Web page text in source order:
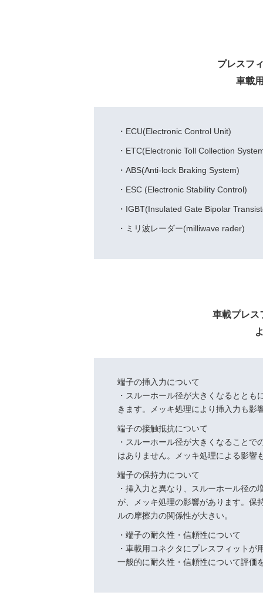
プレスフ
車載
・ECU(Electronic Control Unit)
・ETC(Electronic Toll Collection
・ABS(Anti-lock Braking System)
・ESC (Electronic Stability Control)
・IGBT(Insulated Gate Bipolar
・ミリ波レーダー(milliwave rader)
車載プレス
端子の挿入力について
・スルーホール径が大きくなるととも
きます。メッキ処理により挿入力も影
端子の接触抵抗について
・スルーホール径が大きくなることで
はありません。メッキ処理による影響
端子の保持力について
・挿入力と異なり、スルーホール径の
が、メッキ処理の影響があります。保
ルの摩擦力の関係性が大きい。
・端子の耐久性・信頼性について
・車載用コネクタにプレスフィットが
一般的に耐久性・信頼性について評価